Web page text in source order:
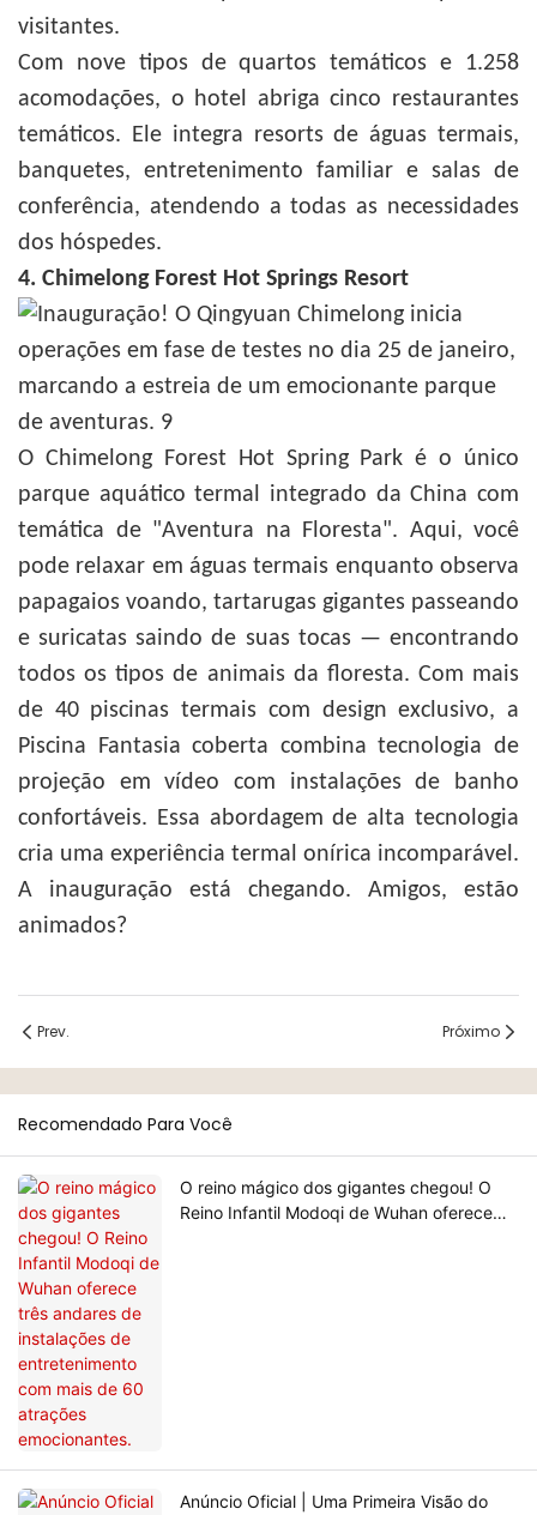
visitantes.
Com nove tipos de quartos temáticos e 1.258
acomodações, o hotel abriga cinco restaurantes
temáticos. Ele integra resorts de águas termais,
banquetes, entretenimento familiar e salas de
conferência, atendendo a todas as necessidades
dos hóspedes.
4. Chimelong Forest Hot Springs Resort
O Chimelong Forest Hot Spring Park é o único
parque aquático termal integrado da China com
temática de "Aventura na Floresta". Aqui, você
pode relaxar em águas termais enquanto observa
papagaios voando, tartarugas gigantes passeando
e suricatas saindo de suas tocas — encontrando
todos os tipos de animais da floresta. Com mais
de 40 piscinas termais com design exclusivo, a
Piscina Fantasia coberta combina tecnologia de
projeção em vídeo com instalações de banho
confortáveis. Essa abordagem de alta tecnologia
cria uma experiência termal onírica incomparável.
A inauguração está chegando. Amigos, estão
animados?
Prev. Próximo
Recomendado Para Você
O reino mágico dos gigantes chegou! O
Reino Infantil Modoqi de Wuhan oferece
Anúncio Oficial | Uma Primeira Visão do